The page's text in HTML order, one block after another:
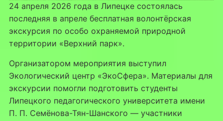
24 апреля 2026 года в Липецке состоялась
последняя в апреле бесплатная волонтёрская
экскурсия по особо охраняемой природной
территории «Верхний парк».
Организатором мероприятия выступил
Экологический центр «ЭкоСфера». Материалы для
экскурсии помогли подготовить студенты
Липецкого педагогического университета имени
П. П. Семёнова-Тян-Шанского — участники